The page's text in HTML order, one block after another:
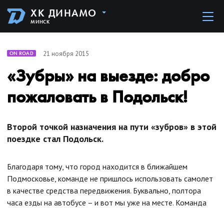
ХК ДИНАМО
МИНСК
ON ROAD 21 ноября 2015
«Зубры» на выезде: добро
пожаловать в Подольск!
Второй точкой назначения на пути «зубров» в этой
поездке стал Подольск.
Благодаря тому, что город находится в ближайшем
Подмосковье, команде не пришлось использовать самолет
в качестве средства передвижения. Буквально, полтора
часа езды на автобусе – и вот мы уже на месте. Команда